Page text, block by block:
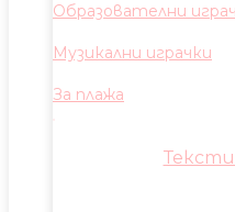
Образователни
Музикални играчки
За плажа